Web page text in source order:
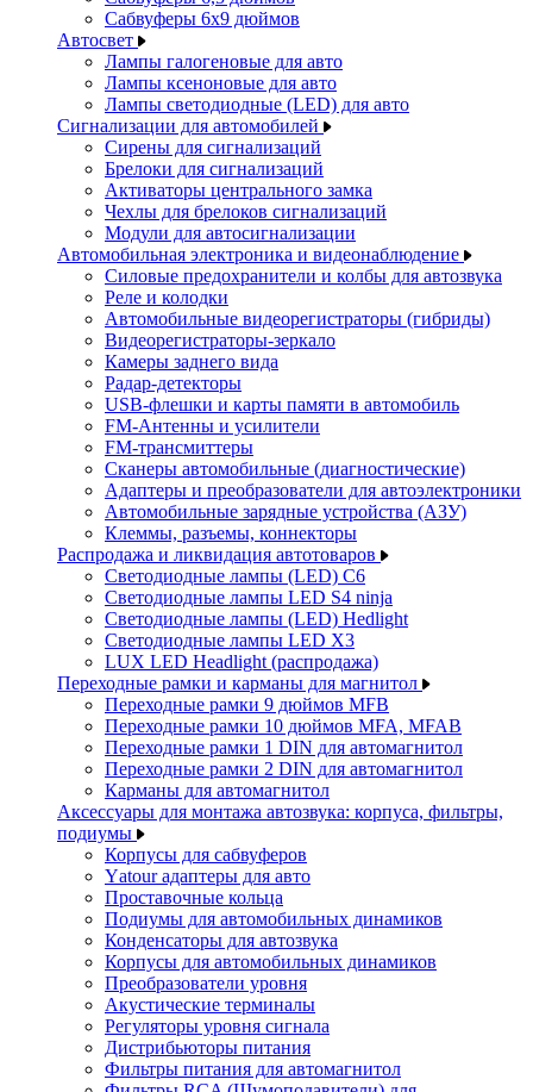
Сабвуферы 6x9 дюймов
Автосвет
Лампы галогеновые для авто
Лампы ксеноновые для авто
Лампы светодиодные (LED) для авто
Сигнализации для автомобилей
Сирены для сигнализаций
Брелоки для сигнализаций
Активаторы центрального замка
Чехлы для брелоков сигнализаций
Модули для автосигнализации
Автомобильная электроника и видеонаблюдение
Силовые предохранители и колбы для автозвука
Реле и колодки
Автомобильные видеорегистраторы (гибриды)
Видеорегистраторы-зеркало
Камеры заднего вида
Радар-детекторы
USB-флешки и карты памяти в автомобиль
FM-Антенны и усилители
FM-трансмиттеры
Сканеры автомобильные (диагностические)
Адаптеры и преобразователи для автоэлектроники
Автомобильные зарядные устройства (АЗУ)
Клеммы, разъемы, коннекторы
Распродажа и ликвидация автотоваров
Светодиодные лампы (LED) C6
Светодиодные лампы LED S4 ninja
Светодиодные лампы (LED) Hedlight
Светодиодные лампы LED X3
LUX LED Headlight (распродажа)
Переходные рамки и карманы для магнитол
Переходные рамки 9 дюймов MFB
Переходные рамки 10 дюймов MFA, MFAB
Переходные рамки 1 DIN для автомагнитол
Переходные рамки 2 DIN для автомагнитол
Карманы для автомагнитол
Аксессуары для монтажа автозвука: корпуса, фильтры,
подиумы
Корпусы для сабвуферов
Yаtour адаптеры для авто
Проставочные кольца
Подиумы для автомобильных динамиков
Конденсаторы для автозвука
Корпусы для автомобильных динамиков
Преобразователи уровня
Акустические терминалы
Регуляторы уровня сигнала
Дистрибьюторы питания
Фильтры питания для автомагнитол